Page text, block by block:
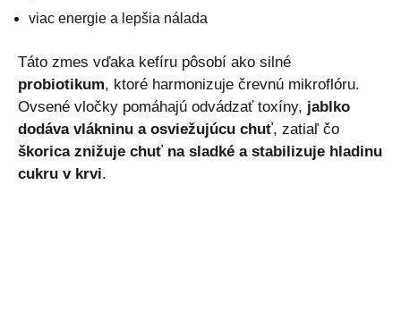
viac energie a lepšia nálada
Táto zmes vďaka kefíru pôsobí ako silné
probiotikum, ktoré harmonizuje črevnú mikroflóru.
Ovsené vločky pomáhajú odvádzať toxíny, jablko
dodáva vlákninu a osviežujúcu chuť, zatiaľ čo
škorica znižuje chuť na sladké a stabilizuje hladinu
cukru v krvi.